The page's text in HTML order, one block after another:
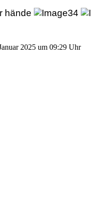
2025 um 09:29 Uhr